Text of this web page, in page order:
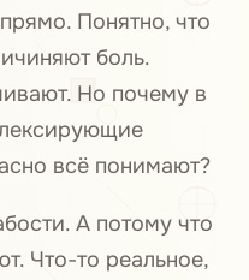
Понятно, что
боль.
Но почему в
всё понимают?
А потому что
Что-то реальное,